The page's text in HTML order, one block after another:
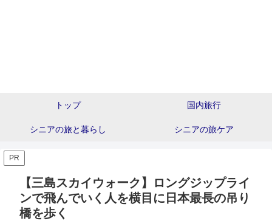
トップ 国内旅行
シニアの旅と暮らし シニアの旅ケア
PR
【三島スカイウォーク】ロングジップライ
ンで飛んでいく人を横目に日本最長の吊り
橋を歩く